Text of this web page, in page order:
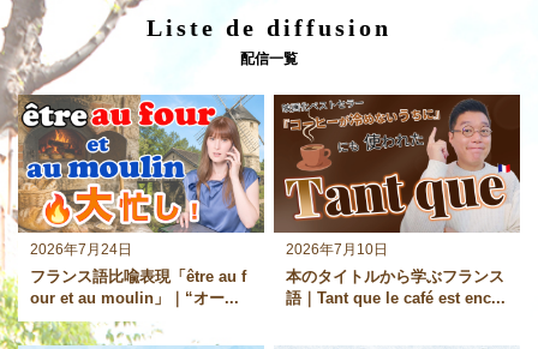
Liste de diffusion
配信一覧
2026年7月24日
フランス語比喩表現「être au f
our et au moulin」｜“オー...
2026年7月10日
本のタイトルから学ぶフランス
語｜Tant que le café est enc...